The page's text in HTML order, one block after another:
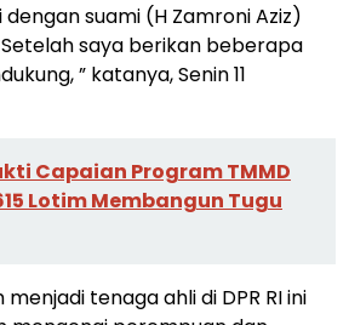
dengan suami (H Zamroni Aziz)
saya berikan beberapa
” katanya, Senin 11
Capaian Program TMMD
Lotim Membangun Tugu
tenaga ahli di DPR RI ini